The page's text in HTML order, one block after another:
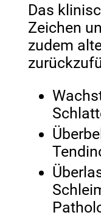
Das
Zeichen
zudem